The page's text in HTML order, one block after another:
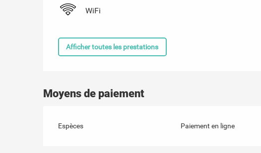
WiFi
Afficher toutes les prestations
Moyens de paiement
Espèces Paiement en ligne